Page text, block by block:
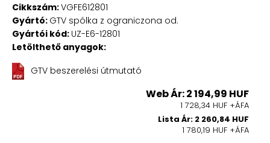
Cikkszám:VGFE612801
Gyártó: GTV spólka z ograniczona od.
Gyártói kód: UZ-E6-12801
Letölthető anyagok:
GTV beszerelési útmutató
Web Ár: 2 194,99 HUF
1 728,34 HUF +ÁFA
Lista Ár: 2 260,84 HUF
1 780,19 HUF +ÁFA